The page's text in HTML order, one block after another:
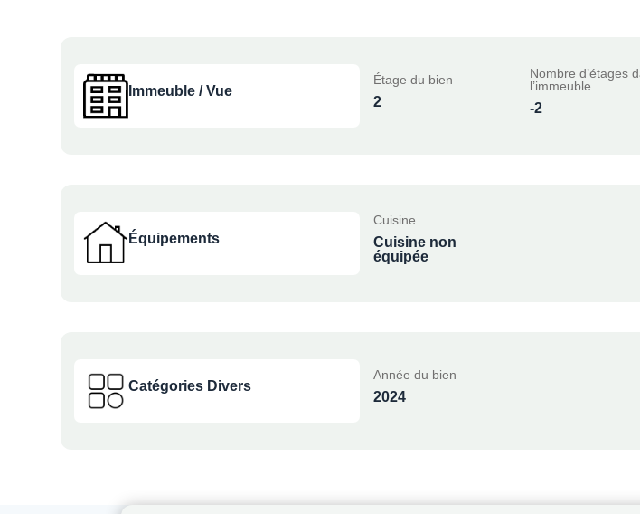
Immeuble / Vue
Étage du bien
2
Nombre d’étages
l’immeuble
-2
Équipements
Cuisine
Cuisine non
équipée
Catégories Divers
Année du bien
2024